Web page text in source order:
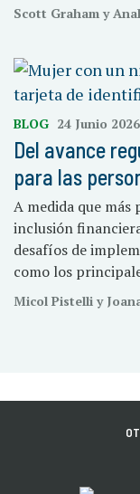
Scott Graham y
BLOG 24 Junio 2026
Del avance
para las
A medida que más
inclusión
desafíos de
como los
Micol Pistelli y